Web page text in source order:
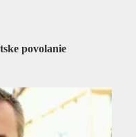
povolanie